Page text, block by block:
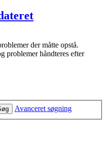
der måtte opstå.
problemer håndteres efter
Avanceret søgning